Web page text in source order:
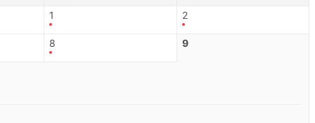
1 2
8 9